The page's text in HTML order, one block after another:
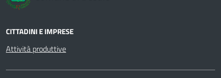
CITTADINI E IMPRESE
Attività produttive